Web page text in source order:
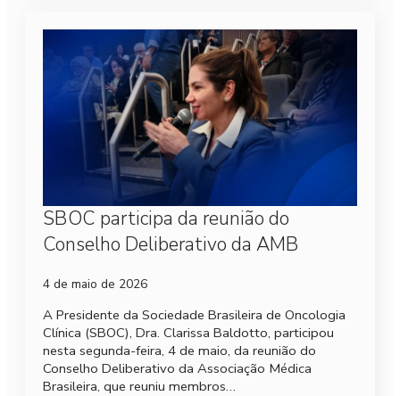
SBOC participa da reunião do
Conselho Deliberativo da AMB
4 de maio de 2026
A Presidente da Sociedade Brasileira de Oncologia
Clínica (SBOC), Dra. Clarissa Baldotto, participou
nesta segunda-feira, 4 de maio, da reunião do
Conselho Deliberativo da Associação Médica
Brasileira, que reuniu membros…